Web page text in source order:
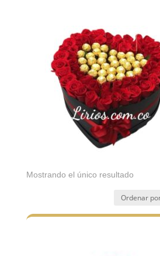
Mostrando el único resultado